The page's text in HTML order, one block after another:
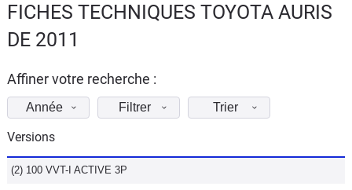
Essais
d'achat
Electriques
Utilitaires
FICHES TECHNIQUES TOYOTA AURIS
DE 2011
Affiner votre recherche :
Année Filtrer Trier
Versions
(2) 100 VVT-I ACTIVE 3P